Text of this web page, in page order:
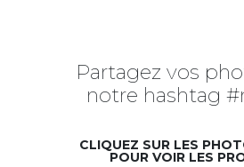
Partagez vos
notre hashtag
CLIQUEZ SUR LES
POUR VOIR LES